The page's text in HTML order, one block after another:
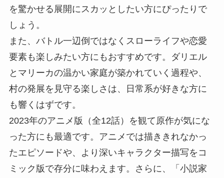
を驚かせる展開にスカッとしたい方にぴったりで
しょう。
また、バトル一辺倒ではなくスローライフや恋愛
要素も楽しみたい方にもおすすめです。ダリエル
とマリーカの温かい家庭が築かれていく過程や、
村の発展を見守る楽しさは、日常系が好きな方に
も響くはずです。
2023年のアニメ版（全12話）を観て原作が気にな
った方にも最適です。アニメでは描ききれなかっ
たエピソードや、より深いキャラクター描写をコ
ミック版で存分に味わえます。さらに、「小説家